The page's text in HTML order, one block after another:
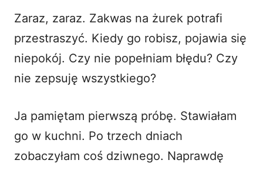
Zaraz, zaraz. Zakwas na żurek potrafi
przestraszyć. Kiedy go robisz, pojawia się
niepokój. Czy nie popełniam błędu? Czy
nie zepsuję wszystkiego?
Ja pamiętam pierwszą próbę. Stawiałam
go w kuchni. Po trzech dniach
zobaczyłam coś dziwnego. Naprawdę